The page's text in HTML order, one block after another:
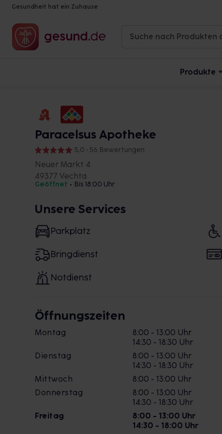
Gesundheit hat ein Zuhause
Produkte
Paracelsus Apotheke
5,0 • 56 Bewertungen
Neuer Markt 4
49377 Vechta
Geöffnet • Bis 18:00 Uhr
Unsere Services
Parkplatz
Bringdienst
Notdienst
Öffnungszeiten
Montag
8:00 - 13:00 Uhr
14:30 - 18:30 Uhr
Dienstag
8:00 - 13:00 Uhr
14:30 - 18:30 Uhr
Mittwoch
8:00 - 13:00 Uhr
Donnerstag
8:00 - 13:00 Uhr
14:30 - 18:30 Uhr
Freitag
8:00 - 13:00 Uhr
14:30 - 18:00 Uhr